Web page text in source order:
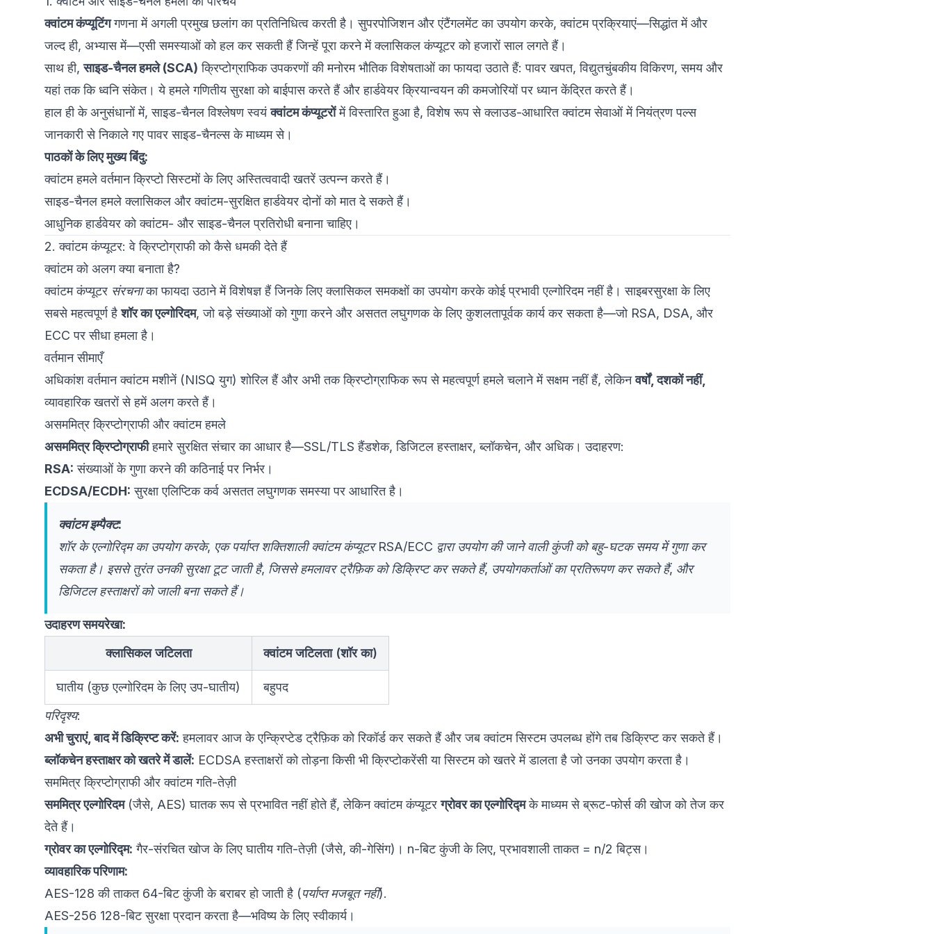
क्वांटम कंप्यूटिंगगणना में अगली प्रमुख छलांग का प्रतिनिधित्व करती है। सुपरपोजिशन और एंटैंगलमेंट का उपयोग करके, क्वांटम प्रक्रियाएं—सिद्धांत में और
जल्द ही, अभ्यास में—एसी समस्याओं को हल कर सकती हैं जिन्हें पूरा करने में क्लासिकल कंप्यूटर को हजारों साल लगते हैं।
साथ ही,साइड-चैनल हमले (SCA) क्रिप्टोग्राफिक उपकरणों की मनोरम भौतिक विशेषताओं का फायदा उठाते हैं: पावर खपत, विद्युतचुंबकीय विकिरण, समय और
यहां तक कि ध्वनि संकेत। ये हमले गणितीय सुरक्षा को बाईपास करते हैं और हार्डवेयर क्रियान्वयन की कमजोरियों पर ध्यान केंद्रित करते हैं।
हाल ही के अनुसंधानों में, साइड-चैनल विश्लेषण स्वयंक्वांटम कंप्यूटरोंमें विस्तारित हुआ है, विशेष रूप से क्लाउड-आधारित क्वांटम सेवाओं में नियंत्रण पल्स
जानकारी से निकाले गए पावर साइड-चैनल्स के माध्यम से।
पाठकों के लिए मुख्य बिंदु:
क्वांटम हमले वर्तमान क्रिप्टो सिस्टमों के लिए अस्तित्ववादी खतरें उत्पन्न करते हैं।
साइड-चैनल हमले क्लासिकल और क्वांटम-सुरक्षित हार्डवेयर दोनों को मात दे सकते हैं।
आधुनिक हार्डवेयर को क्वांटम- और साइड-चैनल प्रतिरोधी बनाना चाहिए।
2. क्वांटम कंप्यूटर: वे क्रिप्टोग्राफी को कैसे धमकी देते हैं
क्वांटम को अलग क्या बनाता है?
क्वांटम कंप्यूटर संरचनाका फायदा उठाने में विशेषज्ञ हैं जिनके लिए क्लासिकल समकक्षों का उपयोग करके कोई प्रभावी एल्गोरिदम नहीं है। साइबरसुरक्षा के लिए
सबसे महत्वपूर्ण हैशॉर का एल्गोरिदम, जो बड़े संख्याओं को गुणा करने और असतत लघुगणक के लिए कुशलतापूर्वक कार्य कर सकता है—जो RSA, DSA, और
ECC पर सीधा हमला है।
वर्तमान सीमाएँ
अधिकांश वर्तमान क्वांटम मशीनें (NISQ युग) शोरिल हैं और अभी तक क्रिप्टोग्राफिक रूप से महत्वपूर्ण हमले चलाने में सक्षम नहीं हैं, लेकिनवर्षों, दशकों नहीं,
व्यावहारिक खतरों से हमें अलग करते हैं।
असममित्र क्रिप्टोग्राफी और क्वांटम हमले
असममित्र क्रिप्टोग्राफीहमारे सुरक्षित संचार का आधार है—SSL/TLS हैंडशेक, डिजिटल हस्ताक्षर, ब्लॉकचेन, और अधिक। उदाहरण:
RSA: संख्याओं के गुणा करने की कठिनाई पर निर्भर।
ECDSA/ECDH: सुरक्षा एलिप्टिक कर्व असतत लघुगणक समस्या पर आधारित है।
क्वांटम इम्पैक्ट:
शॉर के एल्गोरिद्म का उपयोग करके, एक पर्याप्त शक्तिशाली क्वांटम कंप्यूटर RSA/ECC द्वारा उपयोग की जाने वाली कुंजी को बहु-घटक समय में गुणा कर
सकता है। इससे तुरंत उनकी सुरक्षा टूट जाती है, जिससे हमलावर ट्रैफ़िक को डिक्रिप्ट कर सकते हैं, उपयोगकर्ताओं का प्रतिरूपण कर सकते हैं, और
डिजिटल हस्ताक्षरों को जाली बना सकते हैं।
उदाहरण समयरेखा:
क्लासिकल जटिलता
क्वांटम जटिलता (शॉर का)
घातीय (कुछ एल्गोरिदम के लिए उप-घातीय)
बहुपद
परिदृश्य:
अभी चुराएं, बाद में डिक्रिप्ट करें: हमलावर आज के एन्क्रिप्टेड ट्रैफ़िक को रिकॉर्ड कर सकते हैं और जब क्वांटम सिस्टम उपलब्ध होंगे तब डिक्रिप्ट कर सकते हैं।
ब्लॉकचेन हस्ताक्षर को खतरे में डालें: ECDSA हस्ताक्षरों को तोड़ना किसी भी क्रिप्टोकरेंसी या सिस्टम को खतरे में डालता है जो उनका उपयोग करता है।
सममित्र क्रिप्टोग्राफी और क्वांटम गति-तेज़ी
सममित्र एल्गोरिदम(जैसे, AES) घातक रूप से प्रभावित नहीं होते हैं, लेकिन क्वांटम कंप्यूटरग्रोवर का एल्गोरिद्मके माध्यम से ब्रूट-फोर्स की खोज को तेज कर
देते हैं।
ग्रोवर का एल्गोरिद्म: गैर-संरचित खोज के लिए घातीय गति-तेज़ी (जैसे, की-गेसिंग)। n-बिट कुंजी के लिए, प्रभावशाली ताकत = n/2 बिट्स।
व्यावहारिक परिणाम:
AES-128 की ताकत 64-बिट कुंजी के बराबर हो जाती है (पर्याप्त मजबूत नहीं).
AES-256 128-बिट सुरक्षा प्रदान करता है—भविष्य के लिए स्वीकार्य।